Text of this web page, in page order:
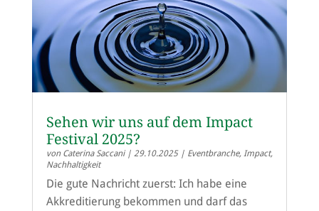
Sehen wir uns auf dem Impact
Festival 2025?
von Caterina Saccani| 29.10.2025| Eventbranche, Impact,
Nachhaltigkeit
Die gute Nachricht zuerst: Ich habe eine
Akkreditierung bekommen und darf das